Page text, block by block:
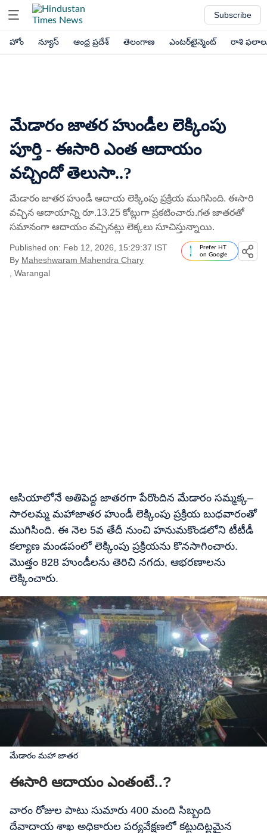
Subscribe
హోం న్యూస్ ఆంధ్ర ప్రదేశ్ తెలంగాణ ఎంటర్‌టైన్మెంట్ రాశి
మేడారం జాతర హుండీల లెక్కింపు
పూర్తి - ఈసారి ఎంత ఆదాయం
వచ్చిందో తెలుసా..?
మేడారం జాతర హుండీ ఆదాయ లెక్కింపు ప్రక్రియ ముగిసింది. ఈసారి
వచ్చిన ఆదాయాన్ని రూ.13.25 కోట్లుగా ప్రకటించారు.గత జాతరతో
సమానంగా ఆదాయం వచ్చినట్లు లెక్కలు సూచిస్తున్నాయి.
Published on: Feb 12, 2026, 15:29:37 IST
By Maheshwaram Mahendra Chary
, Warangal
Prefer HT
on Google
ఆసియాలోనే అతిపెద్ద జాతరగా పేరొందిన మేడారం సమ్మక్క–
సారలమ్మ మహాజాతర హుండీ లెక్కింపు ప్రక్రియ బుధవారంతో
ముగిసింది. ఈ నెల 5వ తేదీ నుంచి హనుమకొండలోని టీటీడీ
కల్యాణ మండపంలో లెక్కింపు ప్రక్రియను కొనసాగించారు.
మొత్తం 828 హుండీలను తెరిచి నగదు, ఆభరణాలను
లెక్కించారు.
మేడారం మహా జాతర
ఈసారి ఆదాయం ఎంతంటే..?
వారం రోజుల పాటు సుమారు 400 మంది సిబ్బంది
దేవాదాయ శాఖ అధికారుల పర్యవేక్షణలో కట్టుదిట్టమైన